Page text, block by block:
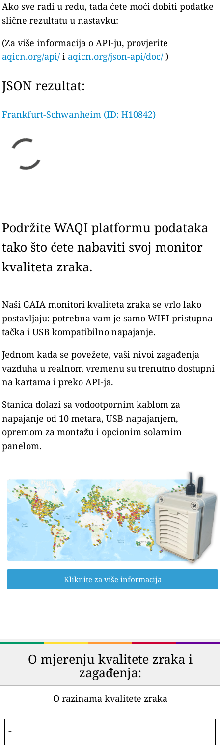
Ako sve radi u redu, tada ćete moći dobiti podatke
slične rezultatu u nastavku:
(Za više informacija o API-ju, provjerite
aqicn.org/api/ i aqicn.org/json-api/doc/ )
JSON rezultat:
Frankfurt-Schwanheim (ID: H10842)
Podržite WAQI platformu podataka
tako što ćete nabaviti svoj monitor
kvaliteta zraka.
Naši GAIA monitori kvaliteta zraka se vrlo lako
postavljaju: potrebna vam je samo WIFI pristupna
tačka i USB kompatibilno napajanje.
Jednom kada se povežete, vaši nivoi zagađenja
vazduha u realnom vremenu su trenutno dostupni
na kartama i preko API-ja.
Stanica dolazi sa vodootpornim kablom za
napajanje od 10 metara, USB napajanjem,
opremom za montažu i opcionim solarnim
panelom.
Kliknite za više informacija
O mjerenju kvalitete zraka i
zagađenja:
O razinama kvalitete zraka
-